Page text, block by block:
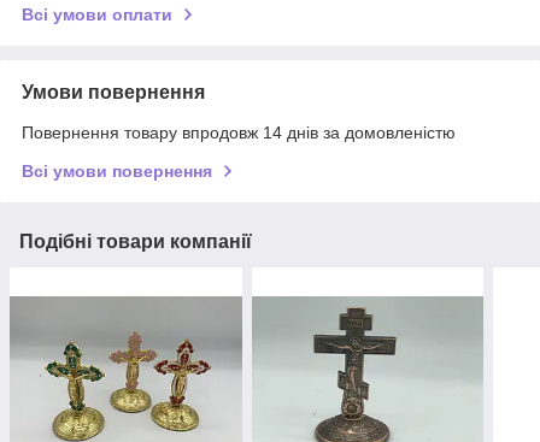
Всі умови оплати
Умови повернення
Повернення товару впродовж 14 днів за домовленістю
Всі умови повернення
Подібні товари компанії